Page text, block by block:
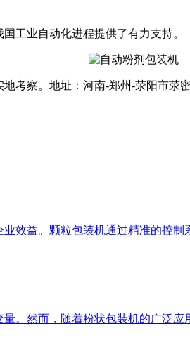
工业自动化进程提供了有力支持。
察。地址：河南-郑州-荥阳市荥
效益。颗粒包装机通过精准的控
。然而，随着粉状包装机的广泛应